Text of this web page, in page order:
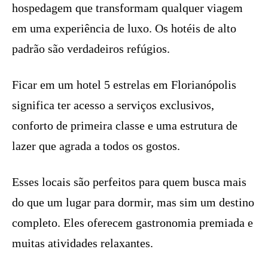
hospedagem que transformam qualquer viagem
em uma experiência de luxo. Os hotéis de alto
padrão são verdadeiros refúgios.
Ficar em um hotel 5 estrelas em Florianópolis
significa ter acesso a serviços exclusivos,
conforto de primeira classe e uma estrutura de
lazer que agrada a todos os gostos.
Esses locais são perfeitos para quem busca mais
do que um lugar para dormir, mas sim um destino
completo. Eles oferecem gastronomia premiada e
muitas atividades relaxantes.